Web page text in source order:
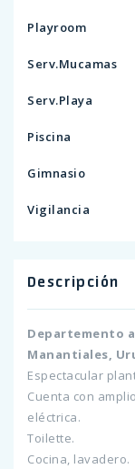
Playroom
Serv.Mucamas
Serv.Playa
Piscina
Gimnasio
Vigilancia
Descripción
Departemento
Manantiales,
Espectacular
Cuenta con
eléctrica.
Toilette.
Cocina, lavadero.